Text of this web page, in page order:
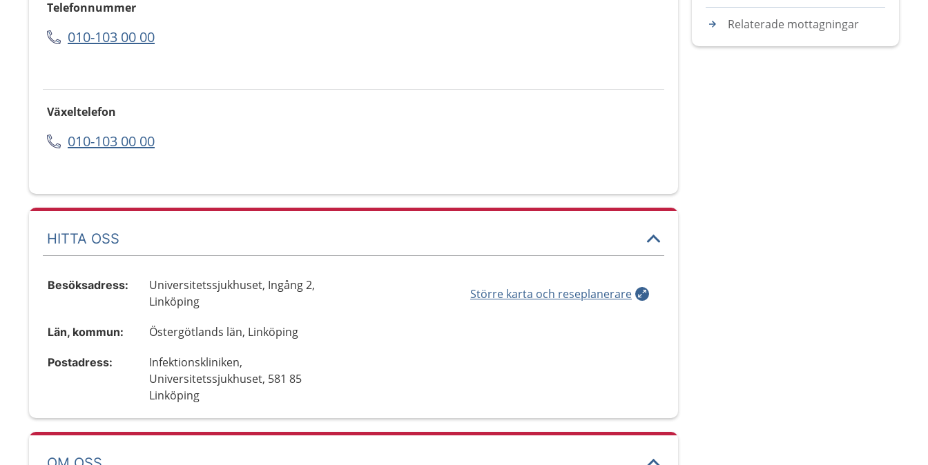
Telefonnummer
010-103 00 00
Växeltelefon
010-103 00 00
HITTA OSS
Större karta och reseplanerare
Besöksadress:
Universitetssjukhuset, Ingång 2,
Linköping
Län, kommun: Östergötlands län, Linköping
Postadress:
Infektionskliniken,
Universitetssjukhuset, 581 85
Linköping
Relaterade mottagningar